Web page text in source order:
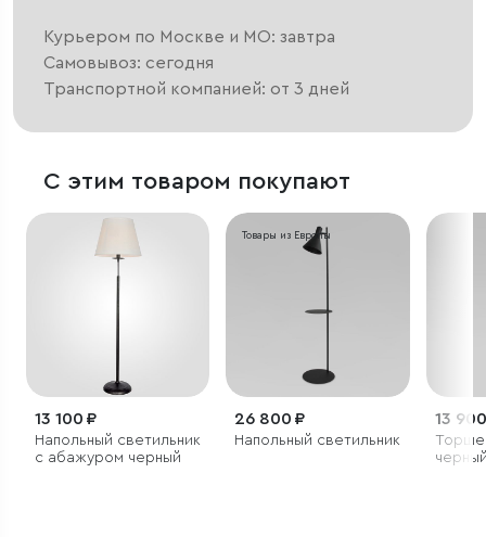
Курьером по Москве и МО: завтра
Самовывоз: сегодня
Транспортной компанией: от 3 дней
С этим товаром покупают
13 100 ₽
Напольный светильник
с абажуром черный
Товары из Европы
26 800 ₽
Напольный светильник
13